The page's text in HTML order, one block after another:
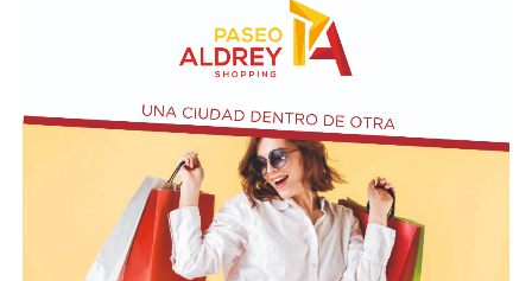
el espectáculo transita distintas emociones: el amor, la
pasión, los encuentros, las despedidas y toda la
intensidad que caracteriza al 2x4.
Incluye más de diez cambios de vestuario, un cuidado
diseño lumínico y escenas donde las diagonales, las
acrobacias, los firuletes y las coreografías
perfectamente sincronizadas convierten cada cuadro en
una demostración de virtuosismo, sensibilidad y trabajo
colectivo.